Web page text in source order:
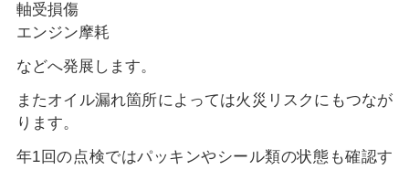
軸受損傷
エンジン摩耗
などへ発展します。
またオイル漏れ箇所によっては火災リスクにもつなが
ります。
年1回の点検ではパッキンやシール類の状態も確認す